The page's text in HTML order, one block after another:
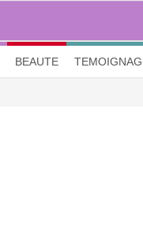
M'inscrire|
BEAUTE